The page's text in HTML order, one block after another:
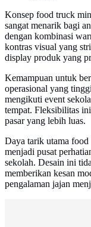
Konsep food truck
sangat menarik bagi
dengan kombinasi
kontras visual yang
display produk yang
Kemampuan untuk
operasional yang
mengikuti event
tempat. Fleksibilitas
pasar yang lebih luas.
Daya tarik utama
menjadi pusat
sekolah. Desain ini
memberikan kesan
pengalaman jajan